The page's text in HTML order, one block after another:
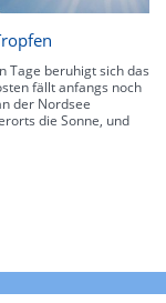
Tage beruhigt sich das
fällt anfangs noch
der Nordsee
die Sonne, und